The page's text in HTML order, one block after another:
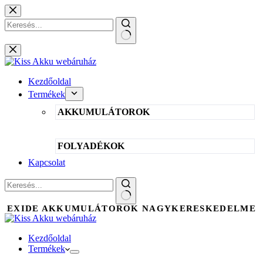
Skip
to
content
No
results
Kezdőoldal
Termékek
AKKUMULÁTOROK
FOLYADÉKOK
Kapcsolat
No
results
EXIDE AKKUMULÁTOROK NAGYKERESKEDELME
Kezdőoldal
Termékek